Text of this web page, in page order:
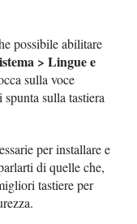
possibile abilitare
> Lingue e
sulla voce
sulla tastiera
per installare e
di quelle che,
tastiere per